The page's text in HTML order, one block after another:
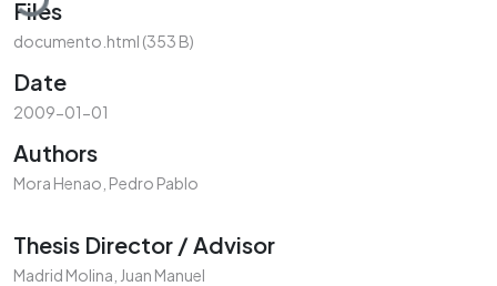
Files
documento.html (353 B)
Date
2009-01-01
Authors
Mora Henao, Pedro Pablo
Thesis Director / Advisor
Madrid Molina, Juan Manuel